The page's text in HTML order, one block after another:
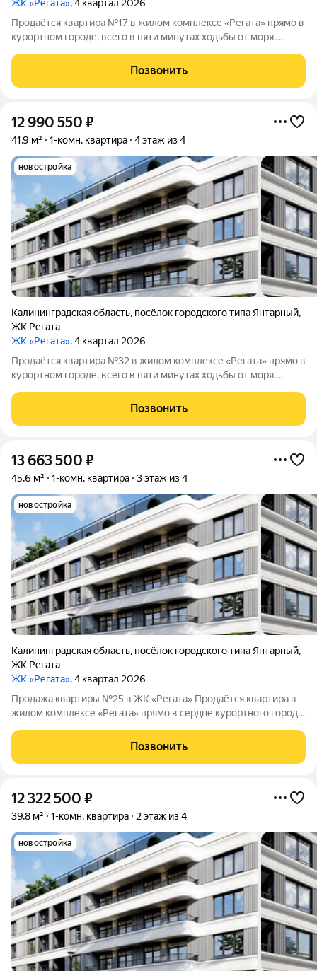
ЖК «Регата», 4 квартал 2026
Продаётся квартира №17 в жилом комплексе «Регата» прямо в
курортном городе, всего в пяти минутах ходьбы от моря.
ГенезисКапитал», без привлечения посредников. Жилой
Позвонить
12 990 550 ₽
41,9 м² 1-комн. квартира 4 этаж из 4
новостройка
Калининградская область, посёлок городского типа Янтарный,
ЖК Регата
ЖК «Регата», 4 квартал 2026
Продаётся квартира №32 в жилом комплексе «Регата» прямо в
курортном городе, всего в пяти минутах ходьбы от моря.
«СЗ ГенезисКапитал», без участия посредников. Жилой
Позвонить
13 663 500 ₽
45,6 м² 1-комн. квартира 3 этаж из 4
новостройка
Калининградская область, посёлок городского типа Янтарный,
ЖК Регата
ЖК «Регата», 4 квартал 2026
Продажа квартиры №25 в ЖК «Регата» Продаётся квартира в
жилом комплексе «Регата» прямо в сердце курортного города.
покупка осуществляется напрямую, без посредников. О
Позвонить
12 322 500 ₽
39,8 м² 1-комн. квартира 2 этаж из 4
новостройка